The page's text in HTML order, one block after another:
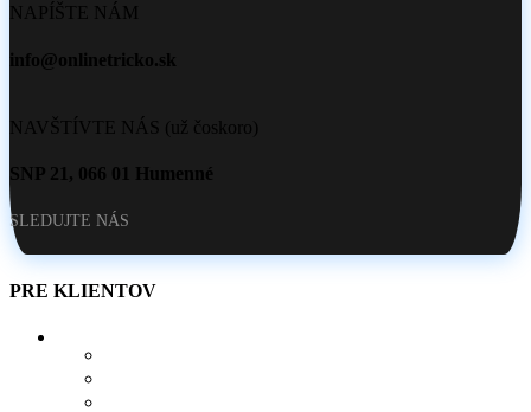
NAPÍŠTE NÁM
info@onlinetricko.sk
NAVŠTÍVTE NÁS (už čoskoro)
SNP 21, 066 01 Humenné
SLEDUJTE NÁS
PRE KLIENTOV